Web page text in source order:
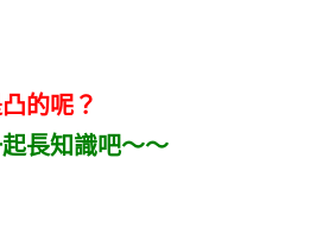
的呢？
長知識吧～～